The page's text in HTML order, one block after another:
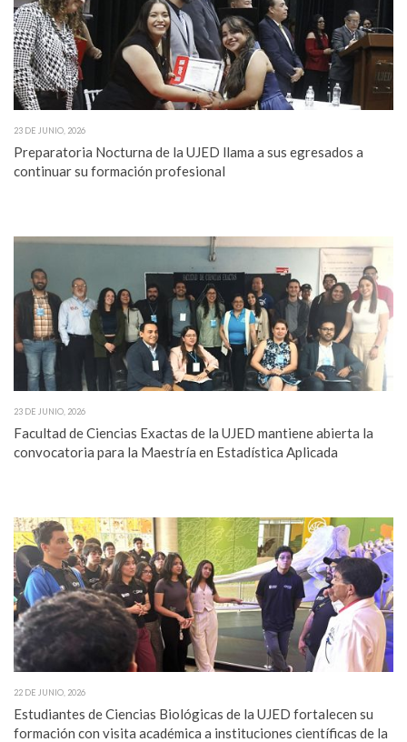
23 DE JUNIO, 2026
Preparatoria Nocturna de la UJED llama a sus egresados a
continuar su formación profesional
23 DE JUNIO, 2026
Facultad de Ciencias Exactas de la UJED mantiene abierta la
convocatoria para la Maestría en Estadística Aplicada
22 DE JUNIO, 2026
Estudiantes de Ciencias Biológicas de la UJED fortalecen su
formación con visita académica a instituciones científicas de la